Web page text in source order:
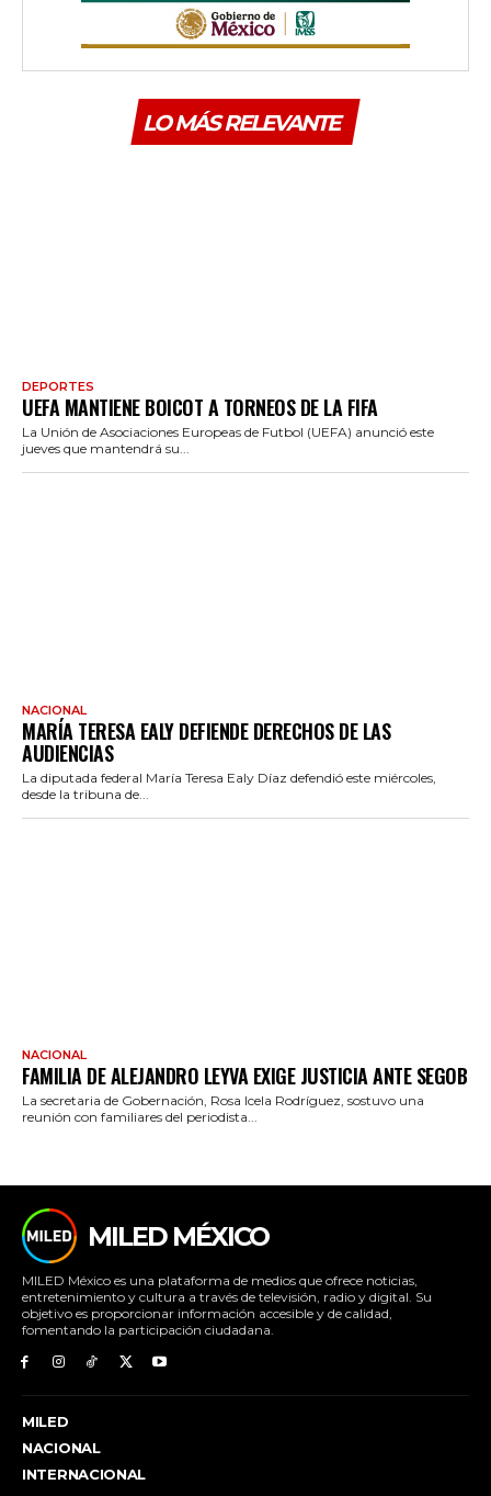
LO MÁS RELEVANTE
DEPORTES
UEFA MANTIENE BOICOT A TORNEOS DE LA FIFA
La Unión de Asociaciones Europeas de Futbol (UEFA) anunció este
jueves que mantendrá su...
NACIONAL
MARÍA TERESA EALY DEFIENDE DERECHOS DE LAS
AUDIENCIAS
La diputada federal María Teresa Ealy Díaz defendió este miércoles,
desde la tribuna de...
NACIONAL
FAMILIA DE ALEJANDRO LEYVA EXIGE JUSTICIA ANTE SEGOB
La secretaria de Gobernación, Rosa Icela Rodríguez, sostuvo una
reunión con familiares del periodista...
MILED MÉXICO
MILED México es una plataforma de medios que ofrece noticias,
entretenimiento y cultura a través de televisión, radio y digital. Su
objetivo es proporcionar información accesible y de calidad,
fomentando la participación ciudadana.
MILED
NACIONAL
INTERNACIONAL